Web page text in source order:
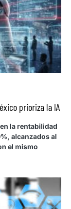
prioriza la IA
la rentabilidad
alcanzados al
el mismo